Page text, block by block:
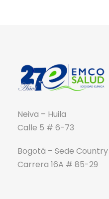
Neiva – Huila
Calle 5 # 6-73
Bogotá – Sede Country
Carrera 16A # 85-29